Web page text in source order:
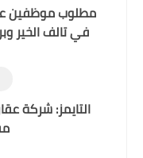
التايمز: شركة